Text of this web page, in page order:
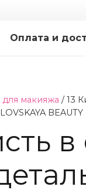
Оплата и
для макияжа / 13